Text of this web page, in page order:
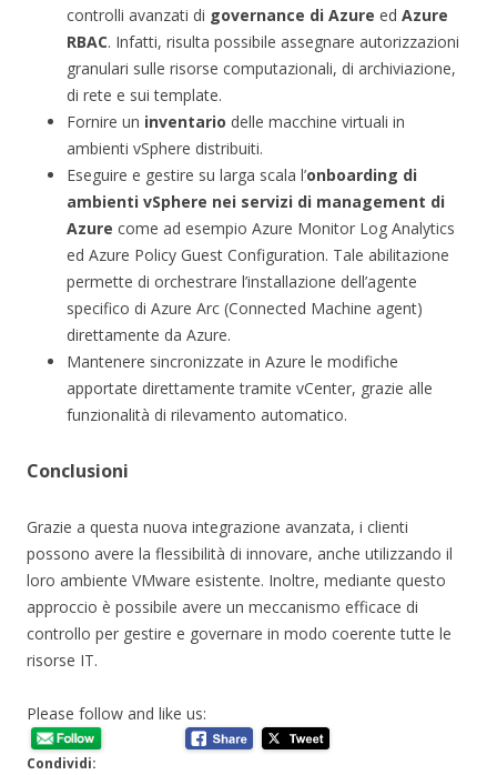
controlli avanzati di governance di Azure ed Azure
RBAC. Infatti, risulta possibile assegnare autorizzazioni
granulari sulle risorse computazionali, di archiviazione,
di rete e sui template.
Fornire un inventario delle macchine virtuali in
ambienti vSphere distribuiti.
Eseguire e gestire su larga scala l’onboarding di
ambienti vSphere nei servizi di management di
Azure come ad esempio Azure Monitor Log Analytics
ed Azure Policy Guest Configuration. Tale abilitazione
permette di orchestrare l’installazione dell’agente
specifico di Azure Arc (Connected Machine agent)
direttamente da Azure.
Mantenere sincronizzate in Azure le modifiche
apportate direttamente tramite vCenter, grazie alle
funzionalità di rilevamento automatico.
Conclusioni
Grazie a questa nuova integrazione avanzata, i clienti
possono avere la flessibilità di innovare, anche utilizzando il
loro ambiente VMware esistente. Inoltre, mediante questo
approccio è possibile avere un meccanismo efficace di
controllo per gestire e governare in modo coerente tutte le
risorse IT.
Please follow and like us:
Condividi: